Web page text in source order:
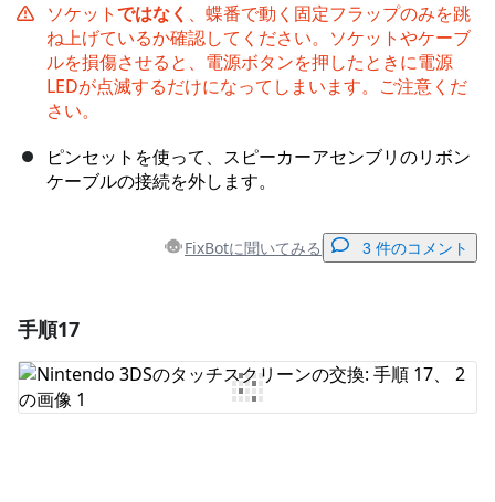
ソケットではなく 、蝶番で動く固定フラップのみを跳
ね上げているか確認してください。ソケットやケーブ
ルを損傷させると、電源ボタンを押したときに電源
LEDが点滅するだけになってしまいます。ご注意くだ
さい。
ピンセットを使って、スピーカーアセンブリのリボン
ケーブルの接続を外します。
FixBotに聞いてみる 3 件のコメント
コメントを追加
手順17